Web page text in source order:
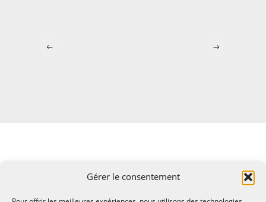
Gérer le consentement
← →